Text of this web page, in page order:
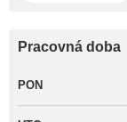
Pracovná doba
PON